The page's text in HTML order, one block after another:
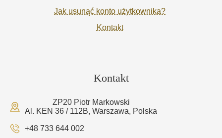
Jak usunąć konto użytkownika?
Kontakt
Kontakt
ZP20 Piotr Markowski
Al. KEN 36 / 112B, Warszawa, Polska
+48 733 644 002